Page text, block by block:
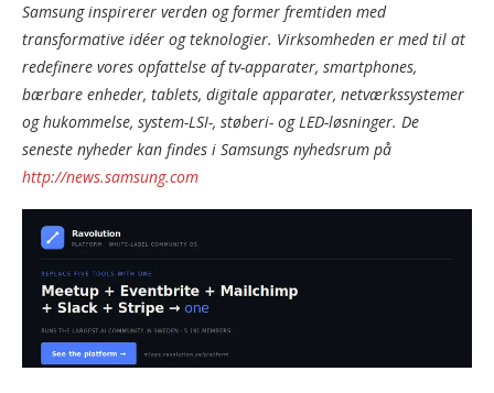
Samsung inspirerer verden og former fremtiden med
transformative idéer og teknologier. Virksomheden er med til at
redefinere vores opfattelse af tv-apparater, smartphones,
bærbare enheder, tablets, digitale apparater, netværkssystemer
og hukommelse, system-LSI-, støberi- og LED-løsninger. De
seneste nyheder kan findes i Samsungs nyhedsrum på
http://news.samsung.com